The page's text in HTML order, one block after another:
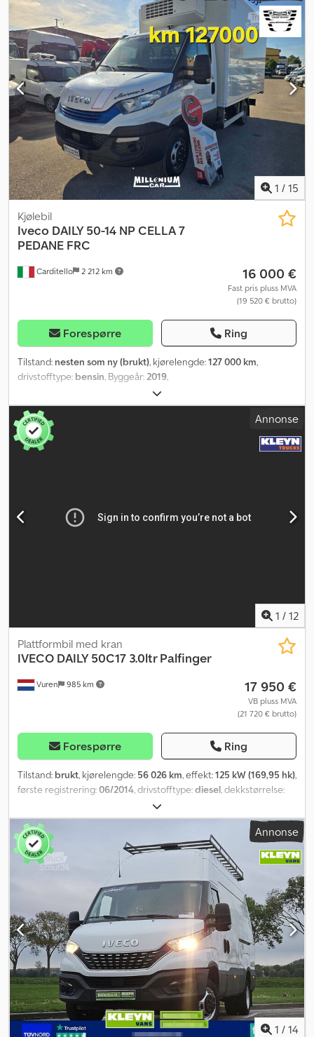
lasteromslengde:
4 100 mm , lasteplassbredde: 2 000 mm,
lasteromshøyde:
400 mm, Byggeår:2015, Utstyr: ABS, Bluetooth,
antispinnsystem, bakkestartassistent, bakløfter, elektrisk
vindusregulering, elektronisk stabilitetsprogram (ESP),
fullstendig servicehistorikk, navigasjonssystem, partikkelfilter,
sentral låsing, servostyring, tilhengerkobling,
1 / 15
Carditello 2 212 km
Kjølebil
Iveco DAILY 50-14 NP CELLA 7
PEDANE FRC
16 000 €
Fast pris pluss MVA
(19 520 € brutto)
Forespørre Ring
Tilstand: nesten som ny (brukt), kjørelengde:127 000 km,
drivstofftype: bensin, Byggeår:2019,
Annonse
1 / 12
Vuren 985 km
Plattformbil med kran
IVECO DAILY 50C17 3.0ltr Palfinger
17 950 €
VB pluss MVA
(21 720 € brutto)
Forespørre Ring
Tilstand: brukt, kjørelengde: 56 026 km, effekt:125 kW (169,95 hk),
første registrering:06/2014, drivstofftype:diesel, dekkstørrelse:
4x2
drivstoff:diesel, farge:oransje, førerhus:daghytte, girtype:
mekanisk
, fjæring: annen, antall
seter: 3, total lengde: 6 950 mm, total bredde:2 250 mm
, total
høyde:2 600 mm , lasteromslengde: 3 640 mm, lasteplassbredde:
, lasteromshøyde: 400 mm, Byggeår: 2014, Utstyr:
antispinnsystem, cruise control, elektrisk justerbart speil,
elektrisk vindusregulering, kran, sentral låsing, tilhengerkobling,
Annonse
1 / 14